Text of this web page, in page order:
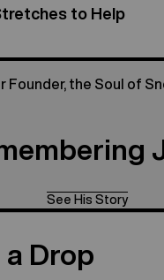
to Help
Founder, the Soul of
See His Story
a Drop